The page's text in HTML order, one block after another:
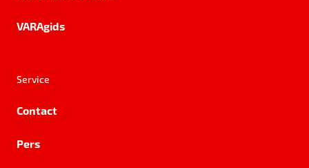
VARAgids
Service
Contact
Pers